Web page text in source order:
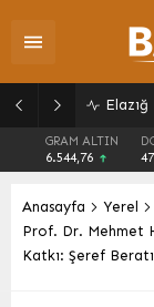
GRAM ALTIN
6.544,76
Anasayfa
Yerel
Prof. Dr. Mehmet
Katkı: Şeref